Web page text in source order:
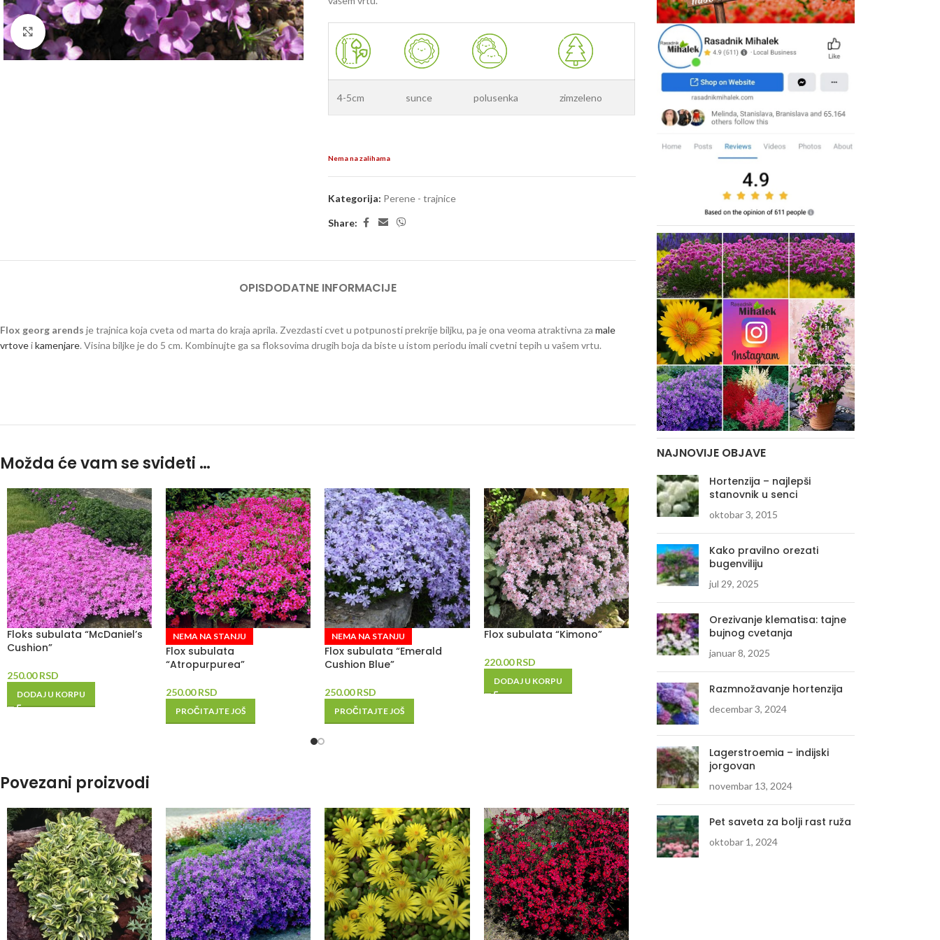
Klknite da uvećate
4-5cm sunce polusenka zimzeleno
Nema na zalihama
Kategorija: Perene - trajnice
Share:
OPISDODATNE INFORMACIJE
Flox georg arends je trajnica koja cveta od marta do kraja aprila. Zvezdasti cvet u potpunosti prekrije biljku, pa je ona veoma atraktivna za male
vrtoveikamenjare. Visina biljke je do 5 cm. Kombinujte ga sa floksovima drugih boja da biste u istom periodu imali cvetni tepih u vašem vrtu.
Možda će vam se svideti …
Floks subulata “McDaniel’s
Cushion”
250.00RSD
DODAJ U KORPU
NEMA NA STANJU
Flox subulata
“Atropurpurea”
250.00RSD
PROČITAJTE JOŠ
NEMA NA STANJU
Flox subulata “Emerald
Cushion Blue”
250.00RSD
PROČITAJTE JOŠ
Flox subulata “Kimono”
220.00RSD
DODAJ U KORPU
AKCIJA
Flox subulata “White” –
320.00RSD 250.00RSD
DODAJ U KORPU
Povezani proizvodi
NAJNOVIJE OBJAVE
Hortenzija – najlepši
stanovnik u senci
oktobar 3, 2015
Kako pravilno orezati
bugenviliju
jul 29, 2025
Orezivanje klematisa: tajne
bujnog cvetanja
januar 8, 2025
Razmnožavanje hortenzija
decembar 3, 2024
Lagerstroemia – indijski
jorgovan
novembar 13, 2024
Pet saveta za bolji rast ruža
oktobar 1, 2024